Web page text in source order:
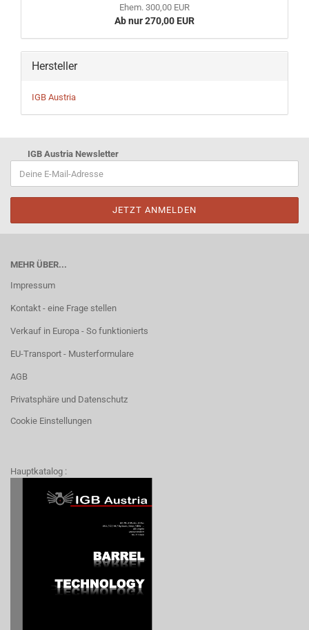
Ehem. 300,00 EUR
Ab nur 270,00 EUR
Hersteller
IGB Austria
IGB Austria Newsletter
MEHR ÜBER...
Impressum
Kontakt - eine Frage stellen
Verkauf in Europa - So funktionierts
EU-Transport - Musterformulare
AGB
Privatsphäre und Datenschutz
Cookie Einstellungen
Hauptkatalog :